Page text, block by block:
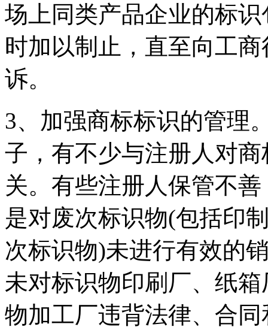
场上同类产品企业的标
时加以制止，直至向工
诉。
3、加强商标标识的管理
子，有不少与注册人对
关。有些注册人保管不
是对废次标识物(包括印
次标识物)未进行有效的
未对标识物印刷厂、纸
物加工厂违背法律、合